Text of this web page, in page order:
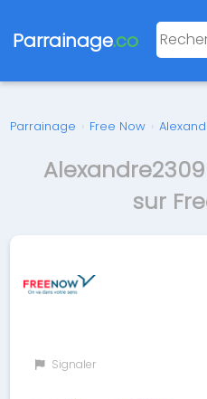
Parrainage.co
Parrainage › Free Now ›
sur
Signaler